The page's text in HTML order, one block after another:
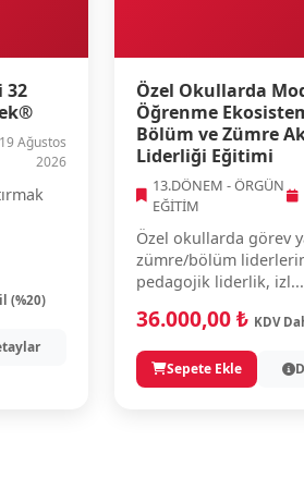
32
19 Ağustos
2026
(%20)
Özel Okullarda
Öğrenme
Bölüm ve Zümre
Liderliği Eğitimi
13.DÖNEM - ÖRGÜN
EĞİTİM
Özel okullarda görev
zümre/bölüm
pedagojik liderlik, izl...
36.000,00 ₺ KDV
Sepete Ekle